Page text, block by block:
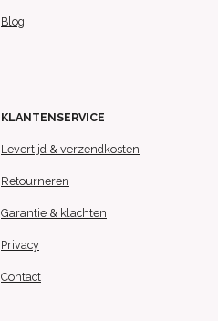
Blog
KLANTENSERVICE
Levertijd & verzendkosten
Retourneren
Garantie & klachten
Privacy
Contact